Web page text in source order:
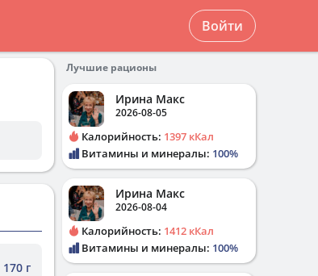
Войти
170 г
Лучшие рационы
Ирина Макс
2026-08-05
Калорийность: 1397 кКал
Витамины и минералы: 100%
Ирина Макс
2026-08-04
Калорийность: 1412 кКал
Витамины и минералы: 100%